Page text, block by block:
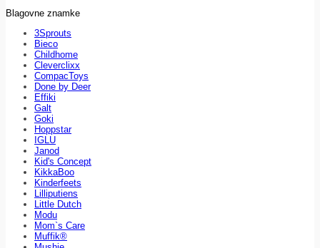
Blagovne znamke
3Sprouts
Bieco
Childhome
Cleverclixx
CompacToys
Done by Deer
Effiki
Galt
Goki
Hoppstar
IGLU
Janod
Kid's Concept
KikkaBoo
Kinderfeets
Lilliputiens
Little Dutch
Modu
Mom`s Care
Muffik®